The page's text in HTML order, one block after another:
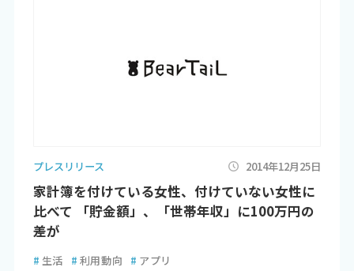
プレスリリース 2014年12月25日
家計簿を付けている女性、付けていない女性に
比べて 「貯金額」、「世帯年収」に100万円の
差が
# 生活 # 利用動向 # アプリ